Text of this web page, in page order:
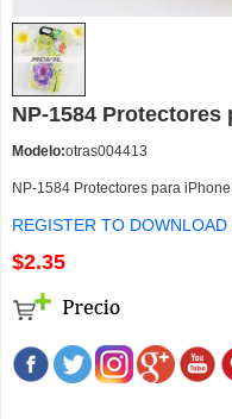
NP-1584 Protectores
Modelo:otras004413
NP-1584 Protectores para
REGISTER TO
$2.35